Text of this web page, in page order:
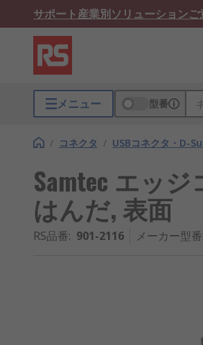
サポート産業別ソリューション
メニュー 型番
/ コネクタ / USBコネクタ・D-
Samtec エッ
はんだ, 表面
RS品番: 901-2116 メーカー型番